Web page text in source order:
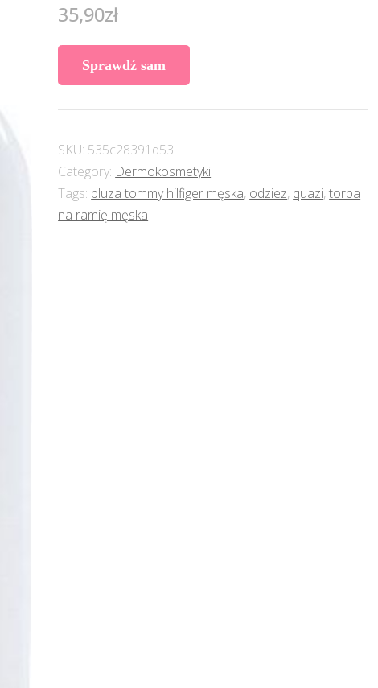
35,90zł
Sprawdź sam
SKU: 535c28391d53
Category: Dermokosmetyki
Tags: bluza tommy hilfiger męska, odziez, quazi,torba
na ramię męska